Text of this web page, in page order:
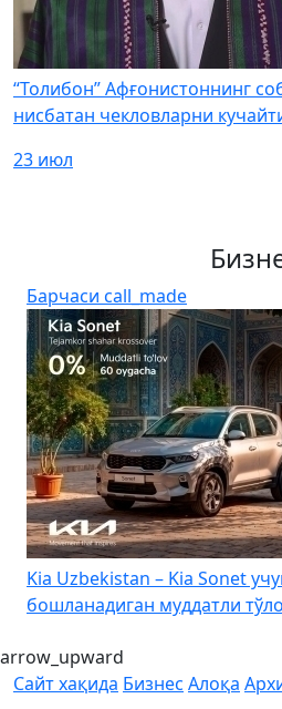
“Толибон” Афғонистоннинг
нисбатан чекловларни
23 июл
Барчаси call_made
Kia Uzbekistan – Kia Sonet
бошланадиган муддатли
arrow_upward
Сайт хақида Бизнес Алоқа